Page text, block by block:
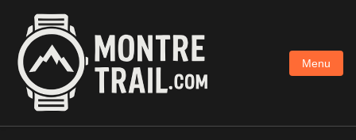
contenu
principal
Menu